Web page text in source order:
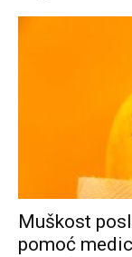
Muškost
pomoć